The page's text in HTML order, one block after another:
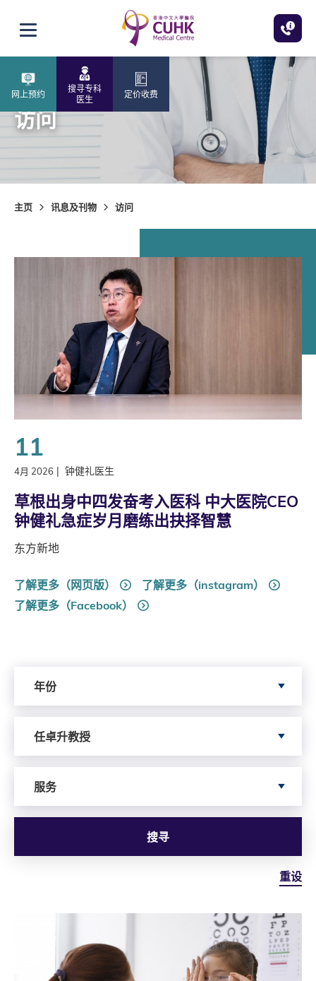
打开选单
网上预约
搜寻专科
医生
定价收费
访问
主页 讯息及刊物 访问
11
4月 2026 | 钟健礼医生
草根出身中四发奋考入医科 中大医院CEO
钟健礼急症岁月磨练出抉择智慧
东方新地
了解更多（网页版）
了解更多（instagram）
了解更多（Facebook）
年份
任卓升教授
服务
搜寻
重设